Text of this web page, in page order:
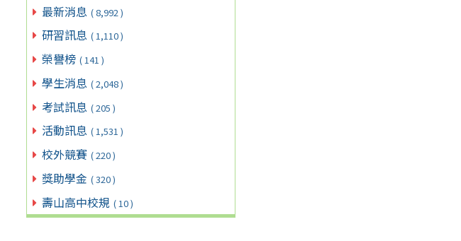
最新消息 ( 8,992 )
研習訊息 ( 1,110 )
榮譽榜 ( 141 )
學生消息 ( 2,048 )
考試訊息 ( 205 )
活動訊息 ( 1,531 )
校外競賽 ( 220 )
獎助學金 ( 320 )
壽山高中校規 ( 10 )